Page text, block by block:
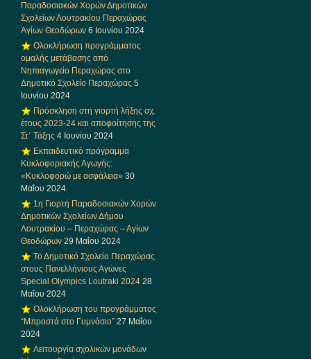
Παραδοσιακών Χορών Δημοτικών
Σχολείων Λουτρακίου Περαχώρας
Αγίων Θεοδώρων 6 Ιουνίου 2024
Ολοκλήρωση προγράμματος
ομαλής μετάβασης από
Νηπιαγωγείο Περαχώρας στο
Δημοτικό Σχολείο Περαχώρας 5
Ιουνίου 2024
Πρόσκληση στη γιορτή λήξης σχ.
έτους 2023-24 και αποφοίτησης της
Στ΄ Τάξης 4 Ιουνίου 2024
Εκπαιδευτικό πρόγραμμα
Κυκλοφοριακής Αγωγής:
«Κυκλοφορώ με ασφάλεια» 30
Μαΐου 2024
1η Γιορτή Παραδοσιακών Χορών
Δημοτικών Σχολείων Δήμου
Λουτρακίου – Περαχώρας – Αγίων
Θεοδώρων 29 Μαΐου 2024
Το Δημοτικό Σχολείο Περαχώρας
στους Πανελλήνιους Αγώνες
Special Olympics Loutraki 2024 28
Μαΐου 2024
Ολοκλήρωση του προγράμματος
“Μπροστά στο Γυμνάσιο” 27 Μαΐου
2024
Λειτουργία σχολικών μονάδων